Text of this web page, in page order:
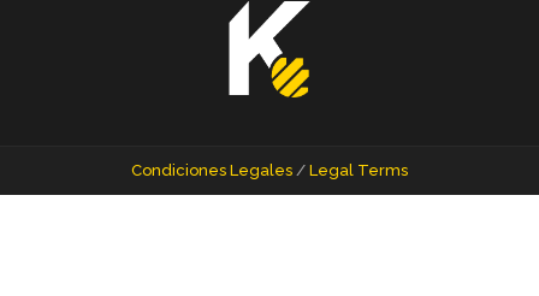
Condiciones Legales / Legal Terms